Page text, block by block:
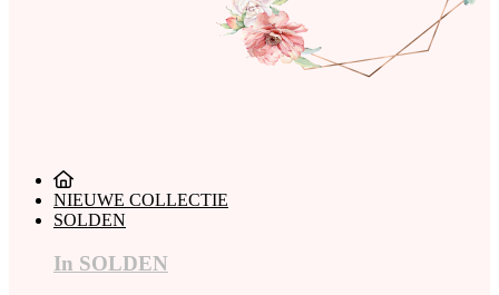
NIEUWE COLLECTIE
SOLDEN
In SOLDEN